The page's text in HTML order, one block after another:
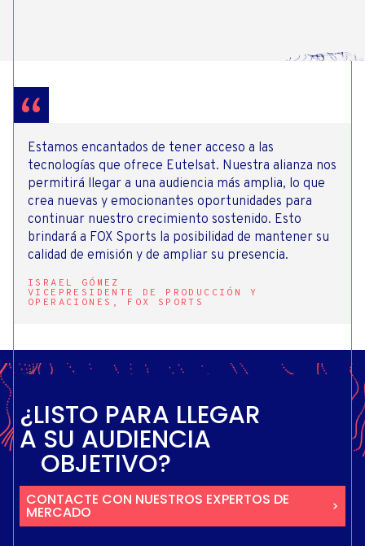
Estamos encantados de tener acceso a las
tecnologías que ofrece Eutelsat. Nuestra alianza nos
permitirá llegar a una audiencia más amplia, lo que
crea nuevas y emocionantes oportunidades para
continuar nuestro crecimiento sostenido. Esto
brindará a FOX Sports la posibilidad de mantener su
calidad de emisión y de ampliar su presencia.
ISRAEL GÓMEZ
VICEPRESIDENTE DE PRODUCCIÓN Y
OPERACIONES, FOX SPORTS
¿LISTO PARA LLEGAR
A SU AUDIENCIA
OBJETIVO?
CONTACTE CON NUESTROS EXPERTOS DE
MERCADO